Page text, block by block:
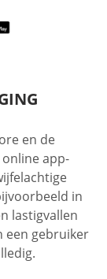
en de
app-
in
lastigvallen
een gebruiker